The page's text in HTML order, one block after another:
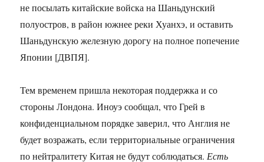
не посылать китайские войска на Шаньдунский
полуостров, в район южнее реки Хуанхэ, и оставить
Шаньдунскую железную дорогу на полное попечение
Японии [ДВПЯ].
Тем временем пришла некоторая поддержка и со
стороны Лондона. Иноуэ сообщал, что Грей в
конфиденциальном порядке заверил, что Англия не
будет возражать, если территориальные ограничения
по нейтралитету Китая не будут соблюдаться. Есть